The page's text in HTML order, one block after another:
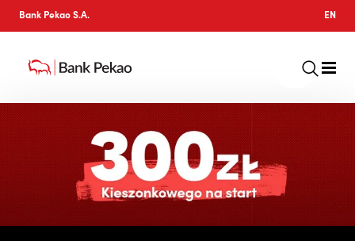
Bank Pekao S.A. EN